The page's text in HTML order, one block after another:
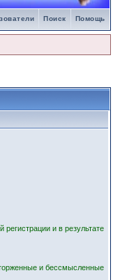
Помощь
Поиск
и в результате
и бессмысленные